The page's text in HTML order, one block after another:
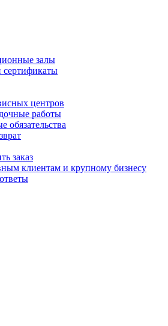
залы
центров
работы
обязательства
заказ
клиентам и крупному бизнесу